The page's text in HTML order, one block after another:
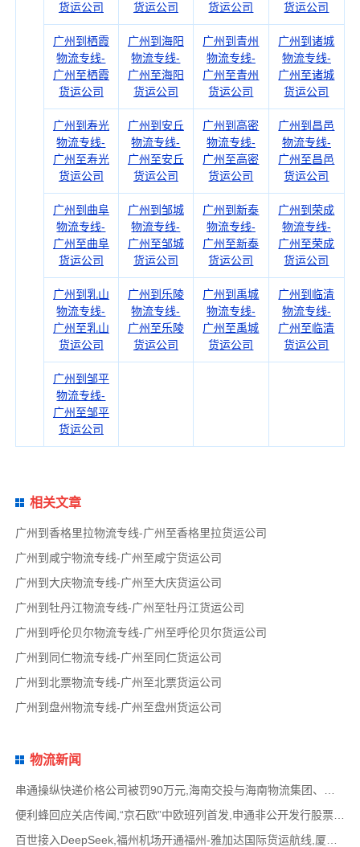
货运公司
货运公司
货运公司
货运公司
广州到栖霞
物流专线-
广州至栖霞
货运公司
广州到海阳
物流专线-
广州至海阳
货运公司
广州到青州
物流专线-
广州至青州
货运公司
广州到诸城
物流专线-
广州至诸城
货运公司
广州到寿光
物流专线-
广州至寿光
货运公司
广州到安丘
物流专线-
广州至安丘
货运公司
广州到高密
物流专线-
广州至高密
货运公司
广州到昌邑
物流专线-
广州至昌邑
货运公司
广州到曲阜
物流专线-
广州至曲阜
货运公司
广州到邹城
物流专线-
广州至邹城
货运公司
广州到新泰
物流专线-
广州至新泰
货运公司
广州到荣成
物流专线-
广州至荣成
货运公司
广州到乳山
物流专线-
广州至乳山
货运公司
广州到乐陵
物流专线-
广州至乐陵
货运公司
广州到禹城
物流专线-
广州至禹城
货运公司
广州到临清
物流专线-
广州至临清
货运公司
广州到邹平
物流专线-
广州至邹平
货运公司
相关文章
广州到香格里拉物流专线-广州至香格里拉货运公司
广州到咸宁物流专线-广州至咸宁货运公司
广州到大庆物流专线-广州至大庆货运公司
广州到牡丹江物流专线-广州至牡丹江货运公司
广州到呼伦贝尔物流专线-广州至呼伦贝尔货运公司
广州到同仁物流专线-广州至同仁货运公司
广州到北票物流专线-广州至北票货运公司
广州到盘州物流专线-广州至盘州货运公司
物流新闻
便利蜂回应关店传闻,“京石欧”中欧班列首发,申通非公开发行股票方案失效,老挝中通和老挝
百世接入DeepSeek,福州机场开通福州-雅加达国际货运航线,厦门拟立法保障网约配送员劳动权益